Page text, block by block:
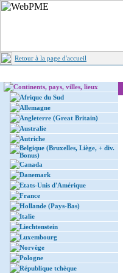
Retour à la page d'accueil
Continents, pays, villes, lieux
Afrique du Sud
Allemagne
Angleterre (Great Britain)
Australie
Autriche
Belgique (Bruxelles, Liège, + div.
Bonus)
Canada
Danemark
Etats-Unis d'Amérique
France
Hollande (Pays-Bas)
Italie
Liechtenstein
Luxembourg
Norvège
Pologne
République tchèque